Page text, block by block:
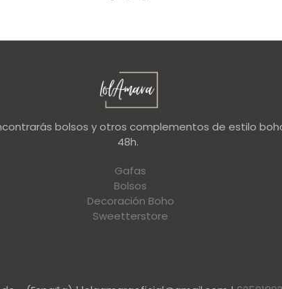
bolsos y otros complementos de estilo
48h.
Gafas
Bolsos
Decoración Boho
Sweetterstore